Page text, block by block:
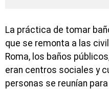
La práctica de tomar
que se remonta a las
Roma, los baños
eran centros sociales y
personas se reunían